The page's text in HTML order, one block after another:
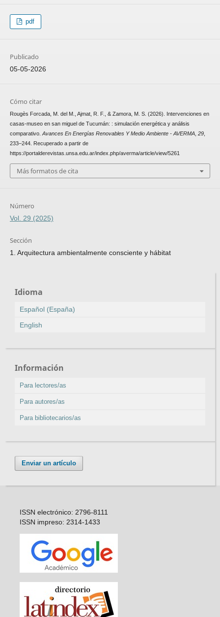
pdf
Publicado
05-05-2026
Cómo citar
Rougès Forcada, M. del M., Ajmat, R. F., & Zamora, M. S. (2026). Intervenciones en
casas-museo en san miguel de Tucumán: : simulación energética y análisis
comparativo. Avances En Energías Renovables Y Medio Ambiente - AVERMA, 29,
233–244. Recuperado a partir de
https://portalderevistas.unsa.edu.ar/index.php/averma/article/view/5261
Más formatos de cita
Número
Vol. 29 (2025)
Sección
1. Arquitectura ambientalmente consciente y hábitat
Idioma
Español (España)
English
Información
Para lectores/as
Para autores/as
Para bibliotecarios/as
Enviar un artículo
ISSN electrónico: 2796-8111
ISSN impreso: 2314-1433